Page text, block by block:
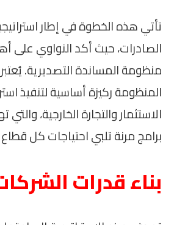
تأتي هذه الخطوة في إطار
الصادرات، حيث أكد النواوي على
منظومة المساندة التصديرية.
المنظومة ركيزة أساسية لتنفيذ
الاستثمار والتجارة الخارجية،
برامج مرنة تلبي احتياجات كل
بناء قدرات